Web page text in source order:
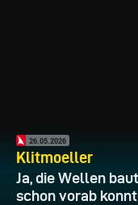
26.05.2026
Klitmoeller
Ja, die Wellen
schon vorab